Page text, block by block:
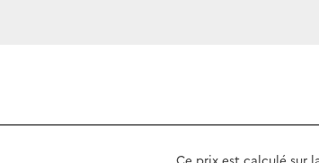
Ce prix est calculé sur